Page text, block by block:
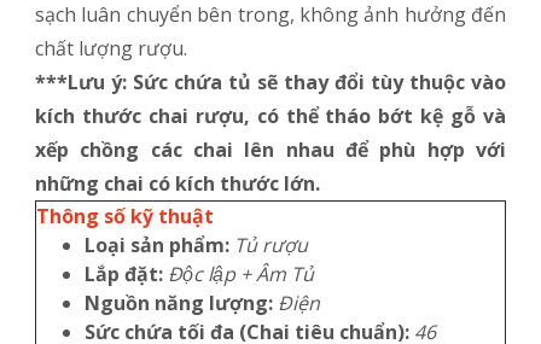
sạch luân chuyển bên trong, không ảnh hưởng đến
chất lượng rượu.
***Lưu ý: Sức chứa tủ sẽ thay đổi tùy thuộc vào
kích thước chai rượu, có thể tháo bớt kệ gỗ và
xếp chồng các chai lên nhau để phù hợp với
những chai có kích thước lớn.
Thông số kỹ thuật
Loại sản phẩm: Tủ rượu
Lắp đặt: Độc lập + Âm Tủ
Nguồn năng lượng: Điện
Sức chứa tối đa (Chai tiêu chuẩn): 46